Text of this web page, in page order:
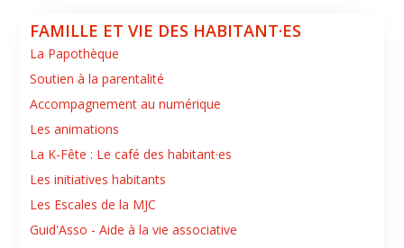
FAMILLE ET VIE DES HABITANT·ES
La Papothèque
Soutien à la parentalité
Accompagnement au numérique
Les animations
La K-Fête : Le café des habitant·es
Les initiatives habitants
Les Escales de la MJC
Guid'Asso - Aide à la vie associative